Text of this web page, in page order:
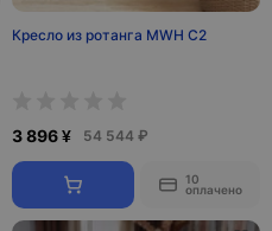
Кресло из ротанга MWH С2
3 896 ¥ 54 544 ₽
10
оплачено